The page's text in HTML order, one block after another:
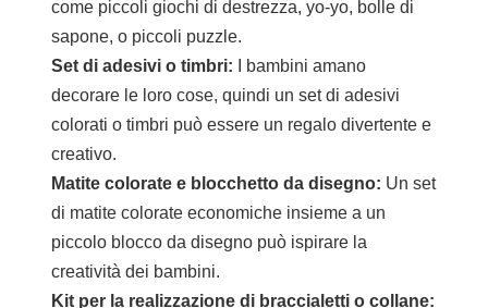
come piccoli giochi di destrezza, yo-yo, bolle di
sapone, o piccoli puzzle.
Set di adesivi o timbri: I bambini amano
decorare le loro cose, quindi un set di adesivi
colorati o timbri può essere un regalo divertente e
creativo.
Matite colorate e blocchetto da disegno: Un set
di matite colorate economiche insieme a un
piccolo blocco da disegno può ispirare la
creatività dei bambini.
Kit per la realizzazione di braccialetti o collane: